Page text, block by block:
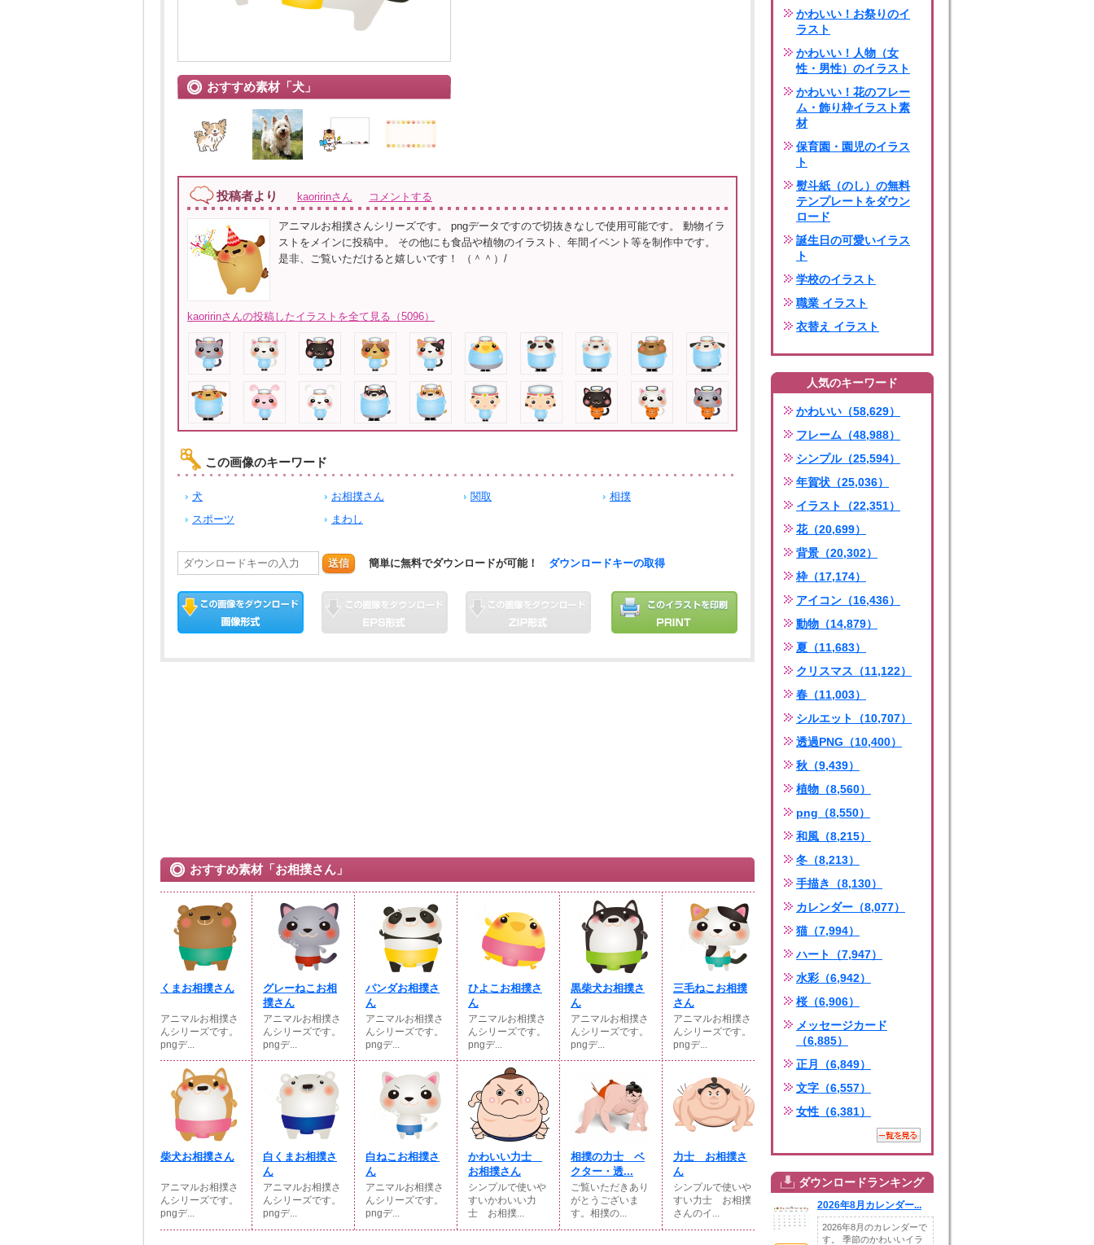
おすすめ素材「犬」
投稿者より kaoririnさん コメントする
アニマルお相撲さんシリーズです。 pngデータですので切抜きなしで使用可能です。 動物イラ
ストをメインに投稿中。 その他にも食品や植物のイラスト、年間イベント等を制作中です。
是非、ご覧いただけると嬉しいです！ （＾＾）/
kaoririnさんの投稿したイラストを全て見る（5096）
この画像のキーワード
犬 お相撲さん 関取
相撲
スポーツ
まわし
送信 簡単に無料でダウンロードが可能！ ダウンロードキーの取得
おすすめ素材「お相撲さん」
くまお相撲さん
アニマルお相撲さ
んシリーズです。
pngデ...
グレーねこお相
撲さん
アニマルお相撲さ
んシリーズです。
pngデ...
パンダお相撲さ
ん
アニマルお相撲さ
んシリーズです。
pngデ...
ひよこお相撲さ
ん
アニマルお相撲さ
んシリーズです。
pngデ...
黒柴犬お相撲さ
ん
アニマルお相撲さ
んシリーズです。
pngデ...
三毛ねこお相撲
さん
アニマルお相撲さ
んシリーズです。
pngデ...
柴犬お相撲さん
アニマルお相撲さ
んシリーズです。
pngデ...
白くまお相撲さ
ん
アニマルお相撲さ
んシリーズです。
pngデ...
白ねこお相撲さ
ん
アニマルお相撲さ
んシリーズです。
pngデ...
かわいい力士
お相撲さん
シンプルで使いや
すいかわいい力
士 お相撲...
相撲の力士 ベ
クター・透...
ご覧いただきあり
がとうございま
す。相撲の...
力士 お相撲さ
ん
シンプルで使いや
すい力士 お相撲
さんのイ...
かわいい！お祭りのイ
ラスト
かわいい！人物（女
性・男性）のイラスト
かわいい！花のフレー
ム・飾り枠イラスト素
材
保育園・園児のイラス
ト
熨斗紙（のし）の無料
テンプレートをダウン
ロード
誕生日の可愛いイラス
ト
学校のイラスト
職業 イラスト
衣替え イラスト
人気のキーワード
かわいい（58,629）
フレーム（48,988）
シンプル（25,594）
年賀状（25,036）
イラスト（22,351）
花（20,699）
背景（20,302）
枠（17,174）
アイコン（16,436）
動物（14,879）
夏（11,683）
クリスマス（11,122）
春（11,003）
シルエット（10,707）
透過PNG（10,400）
秋（9,439）
植物（8,560）
png（8,550）
和風（8,215）
冬（8,213）
手描き（8,130）
カレンダー（8,077）
猫（7,994）
ハート（7,947）
水彩（6,942）
桜（6,906）
メッセージカード
（6,885）
正月（6,849）
文字（6,557）
女性（6,381）
ダウンロードランキング
2026年8月カレンダー...
2026年8月のカレンダーで
す。 季節のかわいいイラ